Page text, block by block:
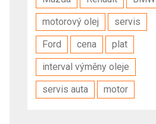
motorový olej
servis
Ford
cena
plat
interval výměny oleje
servis auta
motor